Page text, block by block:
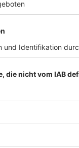
-
- -